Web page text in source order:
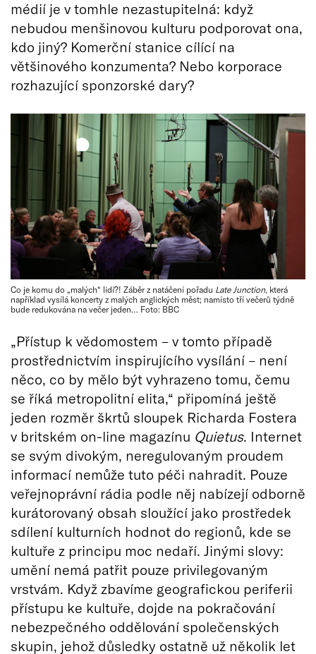
médií je v tomhle nezastupitelná: když
nebudou menšinovou kulturu podporovat ona,
kdo jiný? Komerční stanice cílící na
většinového konzumenta? Nebo korporace
rozhazující sponzorské dary?
Co je komu do „malých“ lidí?! Záběr z natáčení pořadu Late Junction, která
například vysílá koncerty z malých anglických měst; namísto tří večerů týdně
bude redukována na večer jeden… Foto: BBC
„Přístup k vědomostem – v tomto případě
prostřednictvím inspirujícího vysílání – není
něco, co by mělo být vyhrazeno tomu, čemu
se říká metropolitní elita,“ připomíná ještě
jeden rozměr škrtů sloupek Richarda Fostera
v britském on-line magazínu Quietus. Internet
se svým divokým, neregulovaným proudem
informací nemůže tuto péči nahradit. Pouze
veřejnoprávní rádia podle něj nabízejí odborně
kurátorovaný obsah sloužící jako prostředek
sdílení kulturních hodnot do regionů, kde se
kultuře z principu moc nedaří. Jinými slovy:
umění nemá patřit pouze privilegovaným
vrstvám. Když zbavíme geografickou periferii
přístupu ke kultuře, dojde na pokračování
nebezpečného oddělování společenských
skupin, jehož důsledky ostatně už několik let